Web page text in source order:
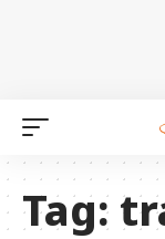
Tag: